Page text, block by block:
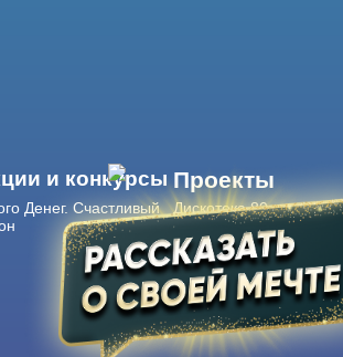
и конкурсы
Денег. Счастливый
Проекты
Дискотека 80-х
Живые концерты
Журнал Авторадио
Авторадиов смартфоне